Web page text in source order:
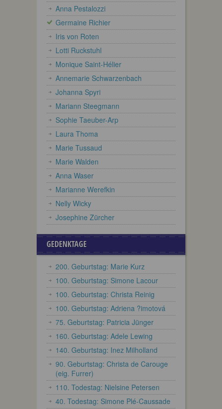
Anna Pestalozzi
Germaine Richier
Iris von Roten
Lotti Ruckstuhl
Monique Saint-Hélier
Annemarie Schwarzenbach
Johanna Spyri
Mariann Steegmann
Sophie Taeuber-Arp
Laura Thoma
Marie Tussaud
Marie Walden
Anna Waser
Marianne Werefkin
Nelly Wicky
Josephine Zürcher
GEDENKTAGE
200. Geburtstag: Marie Kurz
100. Geburtstag: Simone Lacour
100. Geburtstag: Christa Reinig
100. Geburtstag: Adriena ?imotová
75. Geburtstag: Patricia Jünger
160. Geburtstag: Adele Lewing
140. Geburtstag: Inez Milholland
90. Geburtstag: Christa de Carouge
(eig. Furrer)
110. Todestag: Nielsine Petersen
40. Todestag: Simone Plé-Caussade